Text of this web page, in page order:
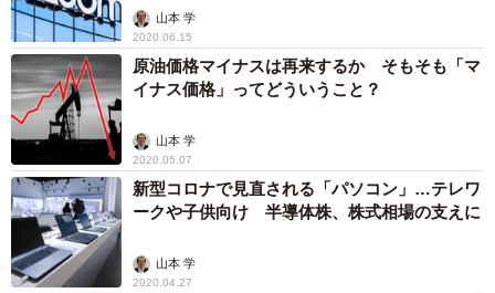
山本 学
2020.06.15
原油価格マイナスは再来するか そもそも「マ
イナス価格」ってどういうこと？
山本 学
2020.05.07
新型コロナで見直される「パソコン」…テレワ
ークや子供向け 半導体株、株式相場の支えに
山本 学
2020.04.27